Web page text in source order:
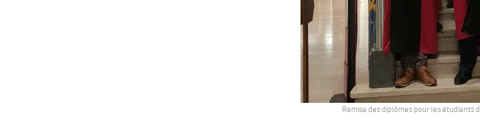
Remise des diplômes pour les étudiants